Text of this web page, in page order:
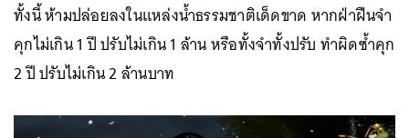
ทั้งนี้ ห้ามปล่อยลงในแหล่งน้ำธรรมชาติเด็ดขาด หากฝ่าฝืนจำ
คุกไม่เกิน 1 ปี ปรับไม่เกิน 1 ล้าน หรือทั้งจำทั้งปรับ ทำผิดซ้ำคุก
2 ปี ปรับไม่เกิน 2 ล้านบาท